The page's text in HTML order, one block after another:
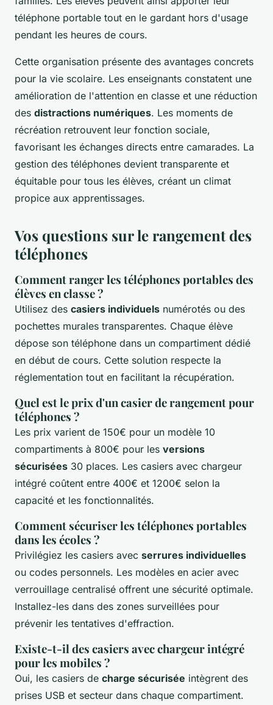
téléphone portable tout en le gardant hors d'usage
pendant les heures de cours.
Cette organisation présente des avantages concrets
pour la vie scolaire. Les enseignants constatent une
amélioration de l'attention en classe et une réduction
des distractions numériques. Les moments de
récréation retrouvent leur fonction sociale,
favorisant les échanges directs entre camarades. La
gestion des téléphones devient transparente et
équitable pour tous les élèves, créant un climat
propice aux apprentissages.
Vos questions sur le rangement des
téléphones
Comment ranger les téléphones portables des
élèves en classe ?
Utilisez des casiers individuels numérotés ou des
pochettes murales transparentes. Chaque élève
dépose son téléphone dans un compartiment dédié
en début de cours. Cette solution respecte la
réglementation tout en facilitant la récupération.
Quel est le prix d'un casier de rangement pour
téléphones ?
Les prix varient de 150€ pour un modèle 10
compartiments à 800€ pour les versions
sécurisées 30 places. Les casiers avec chargeur
intégré coûtent entre 400€ et 1200€ selon la
capacité et les fonctionnalités.
Comment sécuriser les téléphones portables
dans les écoles ?
Privilégiez les casiers avec serrures individuelles
ou codes personnels. Les modèles en acier avec
verrouillage centralisé offrent une sécurité optimale.
Installez-les dans des zones surveillées pour
prévenir les tentatives d'effraction.
Existe-t-il des casiers avec chargeur intégré
pour les mobiles ?
Oui, les casiers de charge sécurisée intègrent des
prises USB et secteur dans chaque compartiment.